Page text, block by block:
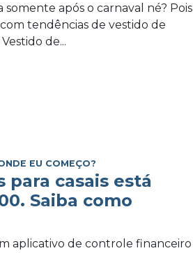
após o carnaval né? Pois
tendências de vestido de
de...
EU COMEÇO?
para casais está
Saiba como
aplicativo de controle financeiro